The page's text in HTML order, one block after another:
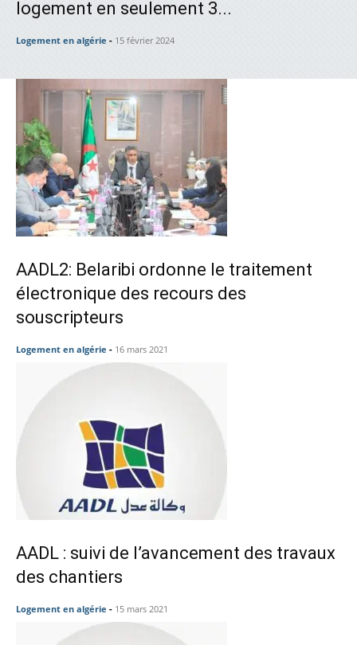
logement en seulement 3...
Logement en algérie - 15 février 2024
AADL2: Belaribi ordonne le traitement
électronique des recours des
souscripteurs
Logement en algérie - 16 mars 2021
AADL : suivi de l’avancement des travaux
des chantiers
Logement en algérie - 15 mars 2021